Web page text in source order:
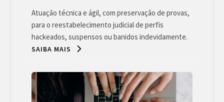
Atuação técnica e ágil, com preservação de provas,
para o reestabelecimento judicial de perfis
hackeados, suspensos ou banidos indevidamente.
SAIBA MAIS